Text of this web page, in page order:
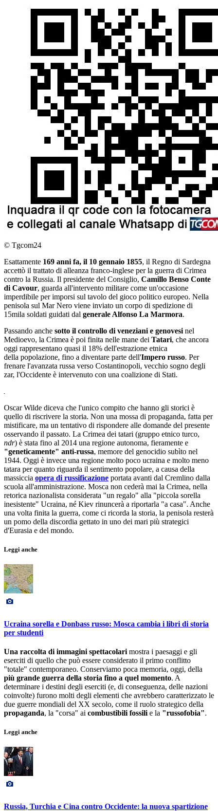
© Tgcom24
Esattamente 169 anni fa, il 10 gennaio 1855, il Regno di Sardegna
accettò il trattato di alleanza franco-inglese per la guerra di Crimea
contro la Russia. Il presidente del Consiglio, Camillo Benso Conte
di Cavour, guarda all'intervento militare come un'occasione
imperdibile per imporsi sul tavolo del gioco politico europeo. Nella
penisola sul Mar Nero viene inviato un corpo di spedizione di
15mila soldati guidati dal generale Alfonso La Marmora.
Passando anche sotto il controllo di veneziani e genovesi nel
Medioevo, la Crimea è poi finita nelle mane dei Tatari, che ancora
oggi rappresentano quasi il 18% dell'estrazione etnica
della popolazione, fino a diventare parte dell'Impero russo. Per
frenare l'avanzata russa verso Costantinopoli, vecchio sogno degli
zar, l'Occidente è intervenuto con una coalizione di Stati.
Oscar Wilde diceva che l'unico compito che hanno gli storici è
quello di riscrivere la storia. Non una mossa di propaganda, fatta per
mistificare, ma un tentativo di rispondere alle domande del presente
osservando il passato. La Crimea dei tatari (gruppo etnico turco,
ndr) è stata fino al 2014 una regione autonoma, fieramente e
"geneticamente" anti-russa, memore del genocidio subìto nel
1944. Oggi è invece una regione molto poco ucraina e molto meno
tatara per quanto riguarda il sentimento popolare, a causa della
massiccia opera di russificazione portata avanti dal Cremlino dalla
scuola all'amministrazione. Mosca non cederà mai la Crimea, nella
retorica nazionalista considerata "un regalo" alla "piccola sorella
inesistente" Ucraina, né Kiev rinuncerà a riportarla "a casa". Anche
una volta finita la guerra, come ci ricorda la storia, la penisola resterà
un pomo della discordia gettato in uno dei mari più strategici
d'Eurasia e del mondo.
Leggi anche
Ucraina sorella e Donbass russo: Mosca cambia i libri di storia
per studenti
Una raccolta di immagini spettacolari mostra i paesaggi e gli
eserciti di quello che può essere considerato il primo conflitto
"totale" contemporaneo. Conserviamo poca memoria, oggi, della
più grande guerra della storia fino a quel momento. A
determinare i destini degli eserciti (e, di conseguenza, delle nazioni
coinvolte) furono molti degli elementi che avrebbero caratterizzato le
due guerre mondiali del XX secolo, come il ruolo strategico della
propaganda, la "corsa" ai combustibili fossili e la "russofobia".
Leggi anche
Russia, Turchia e Cina contro Occidente: la nuova spartizione